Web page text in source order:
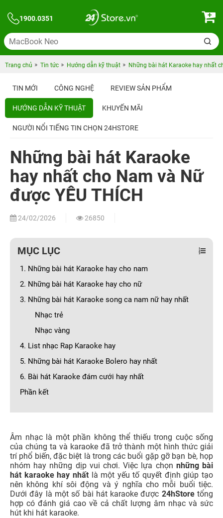
1900.0351
Trang chủ Tin tức Hướng dẫn kỹ thuật Những bài hát Karaoke hay nhất
TIN MỚI CÔNG NGHỆ REVIEW SẢN PHẨM
HƯỚNG DẪN KỸ THUẬT KHUYẾN MÃI
NGƯỜI NỔI TIẾNG TIN CHỌN 24HSTORE
Những bài hát Karaoke
hay nhất cho Nam và Nữ
được YÊU THÍCH
24/02/2026 26850
MỤC LỤC
1. Những bài hát Karaoke hay cho nam
2. Những bài hát Karaoke hay cho nữ
3. Những bài hát Karaoke song ca nam nữ hay nhất
Nhạc trẻ
Nhạc vàng
4. List nhạc Rap Karaoke hay
5. Những bài hát Karaoke Bolero hay nhất
6. Bài hát Karaoke đám cưới hay nhất
Phần kết
Âm nhạc là một phần không thể thiếu trong cuộc sống
của chúng ta và karaoke đã trở thành một hình thức giải
trí phổ biến, đặc biệt là trong các buổi gặp gỡ bạn bè, họp
nhóm hay những dịp vui chơi. Việc lựa chọn những bài
hát karaoke hay nhấtlà một yếu tố quyết định giúp tạo
nên không khí sôi động và ý nghĩa cho mỗi buổi tiệc.
Dưới đây là một số bài hát karaoke được 24hStoretổng
hợp có đánh giá cao về cả chất lượng âm nhạc và sức
hút khi hát karaoke.